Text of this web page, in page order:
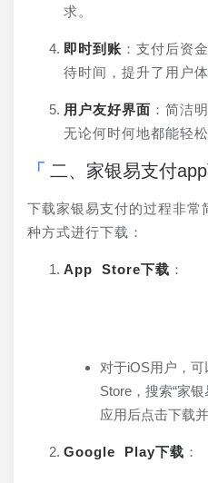
求。
即时到账 ：支付后资
待时间，提升了用户体
用户友好界面 ：简洁
无论何时何地都能轻松
二、家银易支付
下载家银易支付的过程非常
种方式进行下载：
App Store下载 ：
对于iOS用户，
Store，搜索“家
应用后点击下载并
Google Play下载 ：